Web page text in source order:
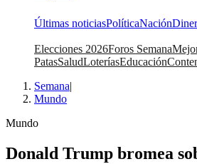
Últimas noticiasPolíticaNación
Elecciones 2026Foros Semana
PatasSaludLoteríasEducación
Semana|
Mundo
Mundo
Donald Trump bromea